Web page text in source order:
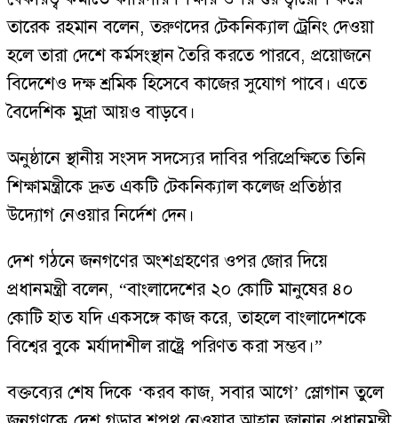
তারেক রহমান বলেন, তরুণদের টেকনিক্যাল ট্রেনিং দেওয়া
হলে তারা দেশে কর্মসংস্থান তৈরি করতে পারবে, প্রয়োজনে
বিদেশেও দক্ষ শ্রমিক হিসেবে কাজের সুযোগ পাবে। এতে
বৈদেশিক মুদ্রা আয়ও বাড়বে।
অনুষ্ঠানে স্থানীয় সংসদ সদস্যের দাবির পরিপ্রেক্ষিতে তিনি
শিক্ষামন্ত্রীকে দ্রুত একটি টেকনিক্যাল কলেজ প্রতিষ্ঠার
উদ্যোগ নেওয়ার নির্দেশ দেন।
দেশ গঠনে জনগণের অংশগ্রহণের ওপর জোর দিয়ে
প্রধানমন্ত্রী বলেন, “বাংলাদেশের ২০ কোটি মানুষের ৪০
কোটি হাত যদি একসঙ্গে কাজ করে, তাহলে বাংলাদেশকে
বিশ্বের বুকে মর্যাদাশীল রাষ্ট্রে পরিণত করা সম্ভব।”
বক্তব্যের শেষ দিকে ‘করব কাজ, সবার আগে’ স্লোগান তুলে